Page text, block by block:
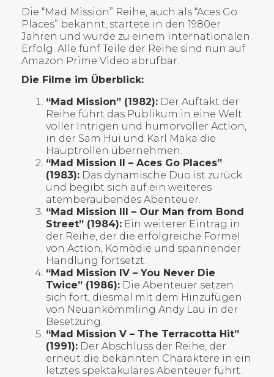
Die “Mad Mission” Reihe, auch als “Aces Go
Places” bekannt, startete in den 1980er
Jahren und wurde zu einem internationalen
Erfolg. Alle fünf Teile der Reihe sind nun auf
Amazon Prime Video abrufbar.
Die Filme im Überblick:
“Mad Mission” (1982): Der Auftakt der
Reihe führt das Publikum in eine Welt
voller Intrigen und humorvoller Action,
in der Sam Hui und Karl Maka die
Hauptrollen übernehmen.
“Mad Mission II – Aces Go Places”
(1983): Das dynamische Duo ist zurück
und begibt sich auf ein weiteres
atemberaubendes Abenteuer.
“Mad Mission III – Our Man from Bond
Street” (1984): Ein weiterer Eintrag in
der Reihe, der die erfolgreiche Formel
von Action, Komödie und spannender
Handlung fortsetzt.
“Mad Mission IV – You Never Die
Twice” (1986): Die Abenteuer setzen
sich fort, diesmal mit dem Hinzufügen
von Neuankömmling Andy Lau in der
Besetzung.
“Mad Mission V – The Terracotta Hit”
(1991): Der Abschluss der Reihe, der
erneut die bekannten Charaktere in ein
letztes spektakuläres Abenteuer führt.